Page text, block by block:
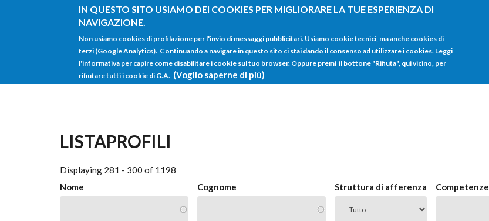
IN QUESTO SITO USIAMO DEI COOKIES PER MIGLIORARE LA TUE ESPERIENZA DI
NAVIGAZIONE.
Non usiamo cookies di profilazione per l'invio di messaggi pubblicitari. Usiamo cookie tecnici, ma anche cookies di
terzi (Google Analytics). Continuando a navigare in questo sito ci stai dando il consenso ad utilizzare i cookies. Leggi
l'informativa per capire come disabilitare i cookie sul tuo browser. Oppure premi il bottone "Rifiuta", qui vicino, per
rifiutare tutti i cookie di G.A. (Voglio saperne di più)
Salta al contenuto principale
HOME
LISTAPROFILI
Displaying 281 - 300 of 1198
Nome
Cognome Struttura di afferenza Competenze